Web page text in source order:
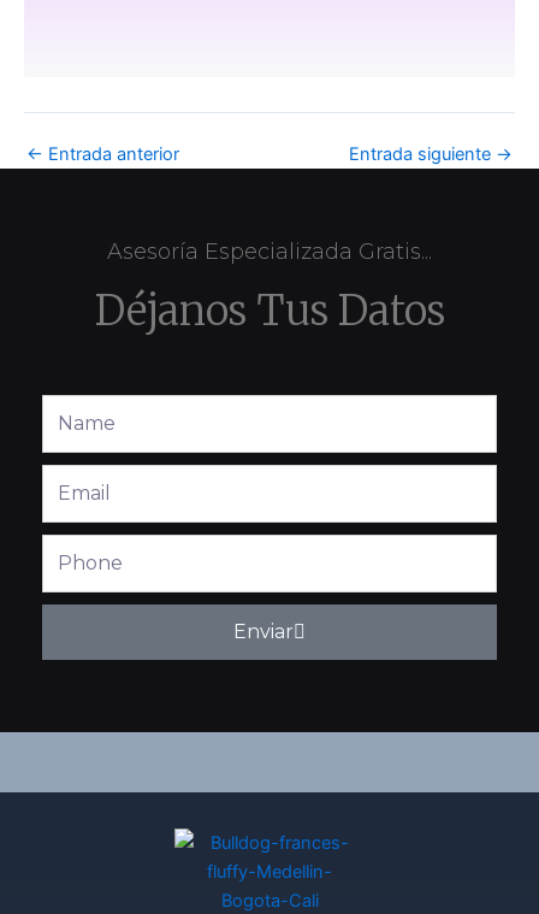
← Entrada anterior Entrada siguiente →
Asesoría Especializada Gratis...
Déjanos Tus Datos
Name
Enviar